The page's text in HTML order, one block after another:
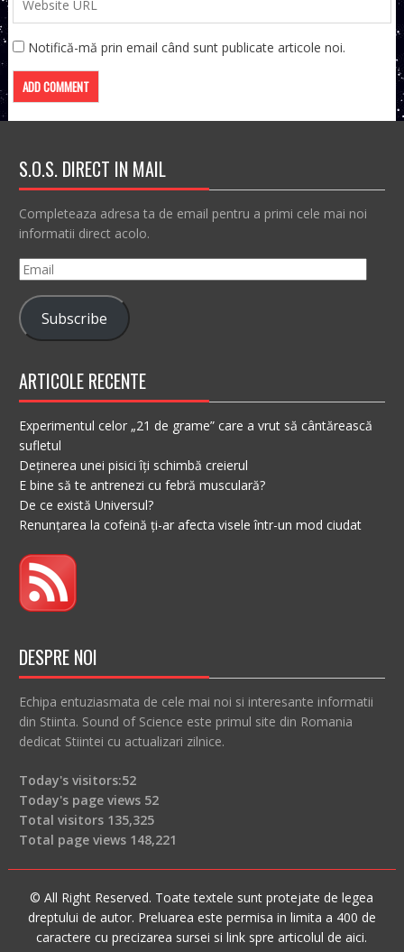
Notifică-mă prin email când sunt publicate articole noi.
S.O.S. DIRECT IN MAIL
Completeaza adresa ta de email pentru a primi cele mai noi
informatii direct acolo.
Email
Subscribe
ARTICOLE RECENTE
Experimentul celor „21 de grame” care a vrut să cântărească
sufletul
Deținerea unei pisici îți schimbă creierul
E bine să te antrenezi cu febră musculară?
De ce există Universul?
Renunțarea la cofeină ți-ar afecta visele într-un mod ciudat
DESPRE NOI
Echipa entuziasmata de cele mai noi si interesante informatii
din Stiinta. Sound of Science este primul site din Romania
dedicat Stiintei cu actualizari zilnice.
Today's visitors:52
Today's page views 52
Total visitors 135,325
Total page views 148,221
© All Right Reserved. Toate textele sunt protejate de legea
dreptului de autor. Preluarea este permisa in limita a 400 de
caractere cu precizarea sursei si link spre articolul de aici.